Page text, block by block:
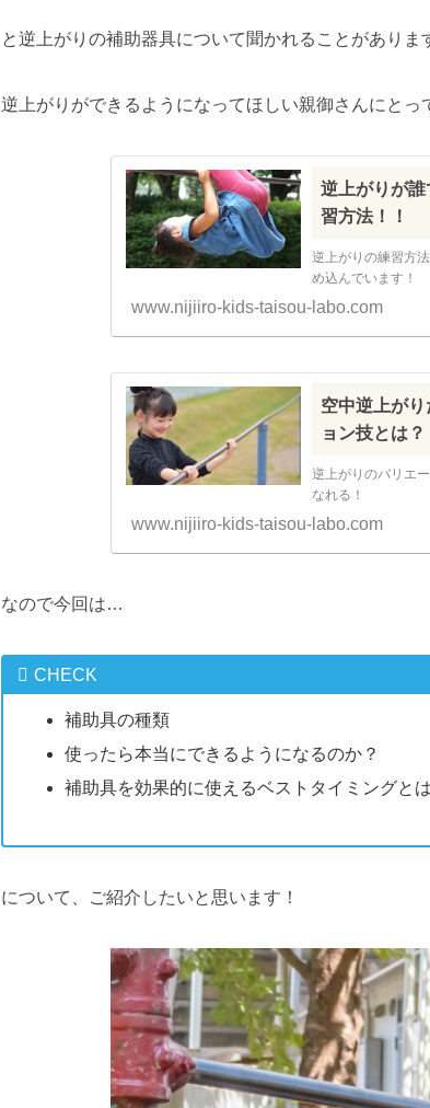
と逆上がりの補助器具について聞かれることがありま
逆上がりができるようになってほしい親御さんにとっ
逆上がりが
習方法！！
逆上がりの練習方
め込んでいます！
www.nijiiro-kids-taisou-labo.com
空中逆上が
ョン技とは？
逆上がりのバリエ
なれる！
www.nijiiro-kids-taisou-labo.com
なので今回は…
CHECK
補助具の種類
使ったら本当にできるようになるのか？
補助具を効果的に使えるベストタイミングと
について、ご紹介したいと思います！